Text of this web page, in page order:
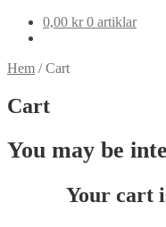
0,00 kr 0 artiklar
Hem /Cart
Cart
You may be
Your cart